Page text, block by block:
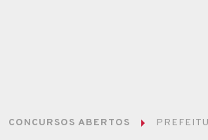
CONCURSOS ABERTOS